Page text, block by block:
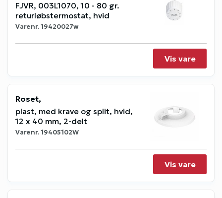
FJVR, 003L1070, 10 - 80 gr.
returløbstermostat, hvid
Varenr.19420027w
Vis vare
Roset,
plast, med krave og split, hvid,
12 x 40 mm, 2-delt
Varenr.19405102W
Vis vare